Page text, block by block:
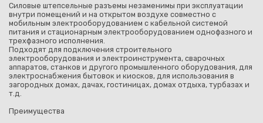
Силовые штепсельные разъемы незаменимы при эксплуатации
внутри помещений и на открытом воздухе совместно с
мобильным электрооборудованием с кабельной системой
питания и стационарным электрооборудованием однофазного и
трехфазного исполнения.
Подходят для подключения строительного
электрооборудования и электроинструмента, сварочных
аппаратов, станков и другого промышленного оборудования, для
электроснабжения бытовок и киосков, для использования в
загородных домах, дачах, гостиницах, домах отдыха, турбазах и
т.д.
Преимущества